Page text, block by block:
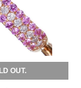
OUT.